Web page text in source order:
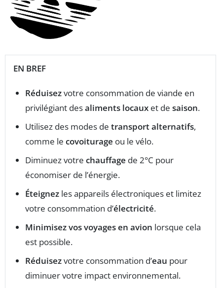
EN BREF
Réduisezvotre consommation de viande en
privilégiant desaliments locaux et de saison.
Utilisez des modes de transport alternatifs,
comme le covoiturage ou le vélo.
Diminuez votre chauffage de 2°C pour
économiser de l’énergie.
Éteignez les appareils électroniques et limitez
votre consommation d’électricité.
Minimisez vos voyages en avion lorsque cela
est possible.
Réduisezvotre consommation d’eau pour
diminuer votre impact environnemental.